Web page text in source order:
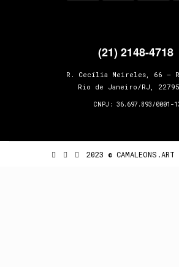
(21) 2148-4718
R. Cecília Meireles, 66 –
Rio de Janeiro/RJ,
CNPJ: 36.697.893/0001-
2023 © CAMALEONS.ART